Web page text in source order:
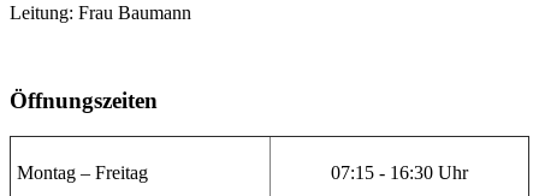
Leitung: Frau Baumann
Öffnungszeiten
Montag – Freitag 07:15 - 16:30 Uhr